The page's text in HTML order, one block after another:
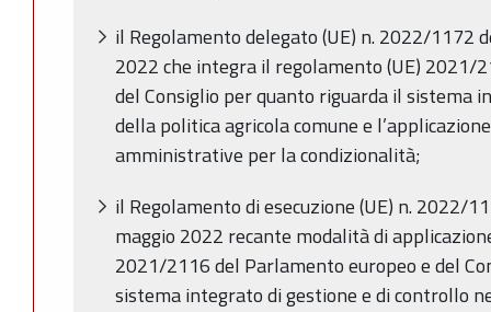
il Regolamento delegato (UE) n. 2022/1172
2022 che integra il regolamento (UE) 2021/
del Consiglio per quanto riguarda il sistema
della politica agricola comune e
amministrative per la condizionalità;
il Regolamento di esecuzione (UE) n. 2022/
maggio 2022 recante modalità di
2021/2116 del Parlamento europeo e del
sistema integrato di gestione e di controllo